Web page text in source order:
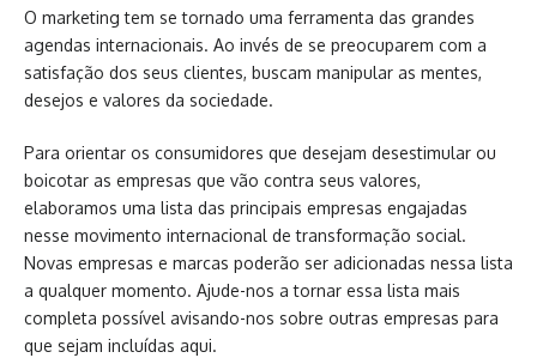
O marketing tem se tornado uma ferramenta das grandes
agendas internacionais. Ao invés de se preocuparem com a
satisfação dos seus clientes, buscam manipular as mentes,
desejos e valores da sociedade.
Para orientar os consumidores que desejam desestimular ou
boicotar as empresas que vão contra seus valores,
elaboramos uma lista das principais empresas engajadas
nesse movimento internacional de transformação social.
Novas empresas e marcas poderão ser adicionadas nessa lista
a qualquer momento. Ajude-nos a tornar essa lista mais
completa possível avisando-nos sobre outras empresas para
que sejam incluídas aqui.